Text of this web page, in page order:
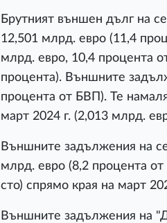
Брутният външен дълг на
12,501 млрд. евро (11,4
млрд. евро, 10,4 процента
процента). Външните
процента от БВП). Те
март 2024 г. (2,013 млрд.
Външните задължения на
млрд. евро (8,2 процента
сто) спрямо края на март
Външните задължения на